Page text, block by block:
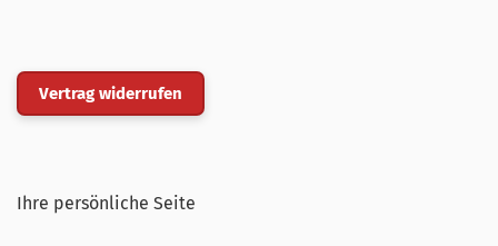
Vertrag widerrufen
Ihre persönliche Seite